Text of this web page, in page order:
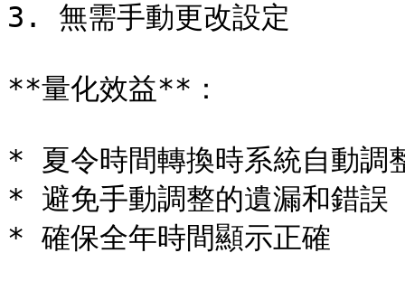
3. 無需手動更改設定
**量化效益**：
* 夏令時間轉換時系統自動調
* 避免手動調整的遺漏和錯誤
* 確保全年時間顯示正確